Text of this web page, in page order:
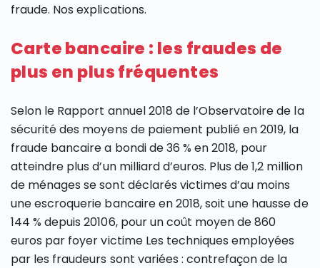
fraude. Nos explications.
Carte bancaire : les fraudes de
plus en plus fréquentes
Selon le Rapport annuel 2018 de l’Observatoire de la
sécurité des moyens de paiement publié en 2019, la
fraude bancaire a bondi de 36 % en 2018, pour
atteindre plus d’un milliard d’euros. Plus de 1,2 million
de ménages se sont déclarés victimes d’au moins
une escroquerie bancaire en 2018, soit une hausse de
144 % depuis 20106, pour un coût moyen de 860
euros par foyer victime Les techniques employées
par les fraudeurs sont variées : contrefaçon de la